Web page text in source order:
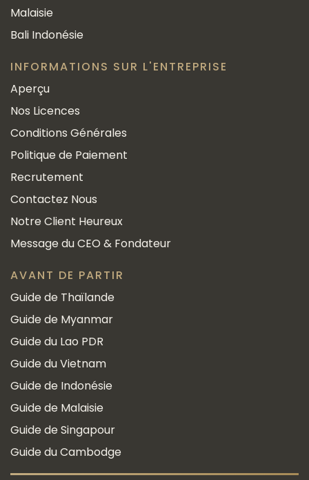
Malaisie
Bali Indonésie
INFORMATIONS SUR L'ENTREPRISE
Aperçu
Nos Licences
Conditions Générales
Politique de Paiement
Recrutement
Contactez Nous
Notre Client Heureux
Message du CEO & Fondateur
AVANT DE PARTIR
Guide de Thaïlande
Guide de Myanmar
Guide du Lao PDR
Guide du Vietnam
Guide de Indonésie
Guide de Malaisie
Guide de Singapour
Guide du Cambodge